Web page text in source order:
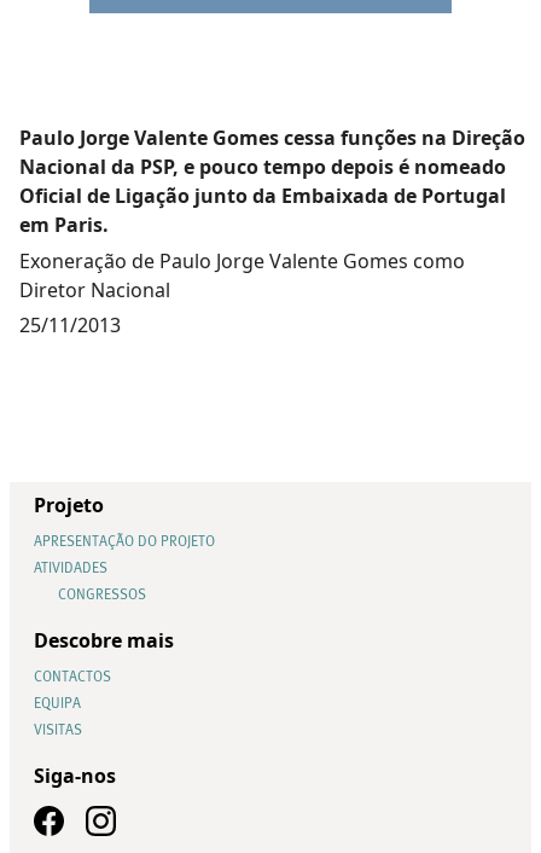
Paulo Jorge Valente Gomes cessa funções na Direção
Nacional da PSP, e pouco tempo depois é nomeado
Oficial de Ligação junto da Embaixada de Portugal
em Paris.
Exoneração de Paulo Jorge Valente Gomes como
Diretor Nacional
25/11/2013
Projeto
APRESENTAÇÃO DO PROJETO
ATIVIDADES
CONGRESSOS
Descobre mais
CONTACTOS
EQUIPA
VISITAS
Siga-nos